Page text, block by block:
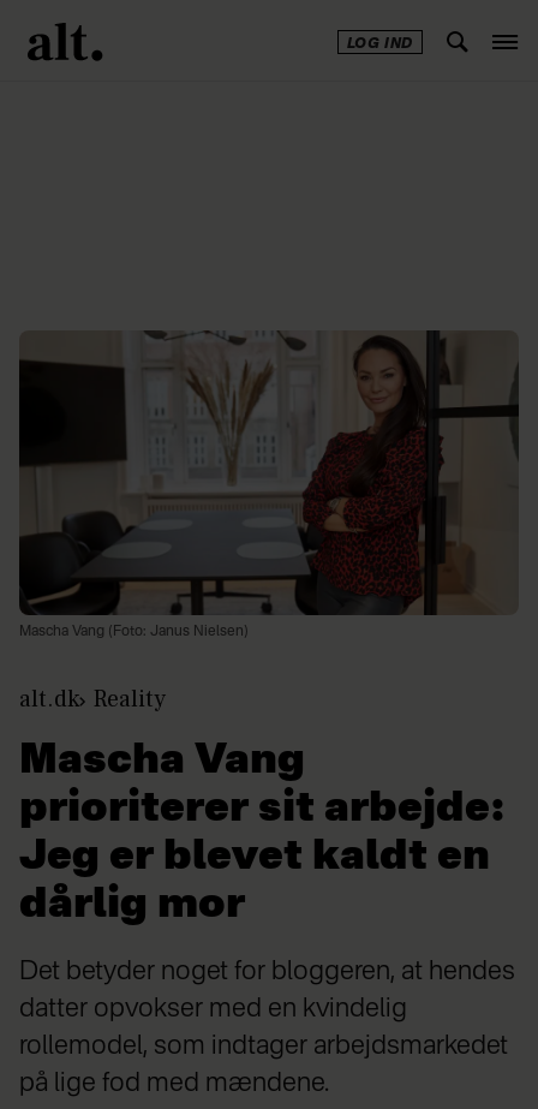
LOG IND
Mascha Vang (Foto: Janus Nielsen)
alt.dk Reality
Mascha Vang
prioriterer sit arbejde:
Jeg er blevet kaldt en
dårlig mor
Det betyder noget for bloggeren, at hendes
datter opvokser med en kvindelig
rollemodel, som indtager arbejdsmarkedet
på lige fod med mændene.